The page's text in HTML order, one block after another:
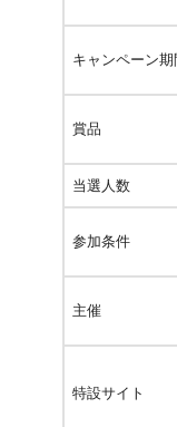
キャンペーン期
賞品
当選人数
参加条件
主催
特設サイト